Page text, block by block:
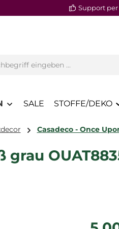
Support
SALE STOFFE/DEKO
Casadeco - Once